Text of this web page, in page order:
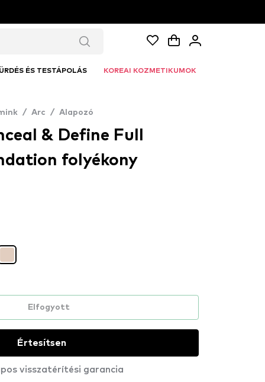
ÉS TESTÁPOLÁS KOREAI KOZMETIKUMOK
/ Arc / Alapozó
& Define Full
folyékony
Elfogyott
Értesítsen
visszatérítési garancia